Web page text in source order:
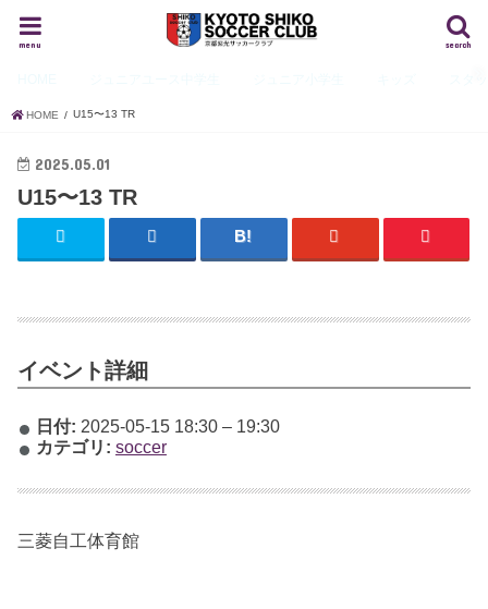
search
menu
HOME U15〜13 TR
2025.05.01
U15〜13 TR
イベント詳細
日付: 2025-05-15 18:30– 19:30
カテゴリ: soccer
三菱自工体育館